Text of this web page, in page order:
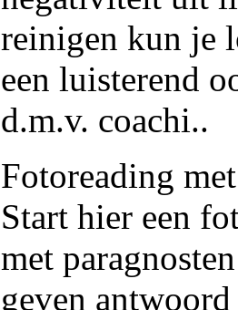
reinigen kun je
een luisterend
d.m.v. coachi..
Fotoreading
Start hier een
met
geven